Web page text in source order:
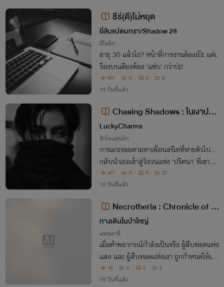
ธีร์(ดี)ไม่หยุด
ยี่สิบแปดมกรา/Shadow 28
อีโรติก
อายุ 30 แล้วไง? หน้าที่การงานต้องเป๊ะ แต่เ
รื่องบนเตียงต้อง 'แซ่บ' กว่าป่ะ!
601 0 0 6
14 วันที่แล้ว
Chasing Shadows : ในเงาปริศ
นา
LuckyCharms
รักโรแมนติก
การแกะรอยตามหาเพื่อนสนิทที่หายตัวไป...
กลับนำเธอเข้าสู่วังวนแห่ง 'ปริศนา' ที่เขาซ่อ
นไว้477 0 0 27
16 วันที่แล้ว
Necrotheria : Chronicle of Li
ght and Shadow
ทางเดินในป่าใหญ่
แฟนตาซี
เมื่อคำพยากรณ์กำลังเป็นจริง ผู้สืบทอดแห่ง
แสง และ ผู้สืบทอดแห่งเงา ถูกกำหนดให้เป็
นศัตรูของโลก แต่เมื่อความจริงถูกเปิดเผย พ
วกเขาอาจเป็นความหวังสุดท้ายของเนโครเทเ
18 0 0 5
18 วันที่แล้ว